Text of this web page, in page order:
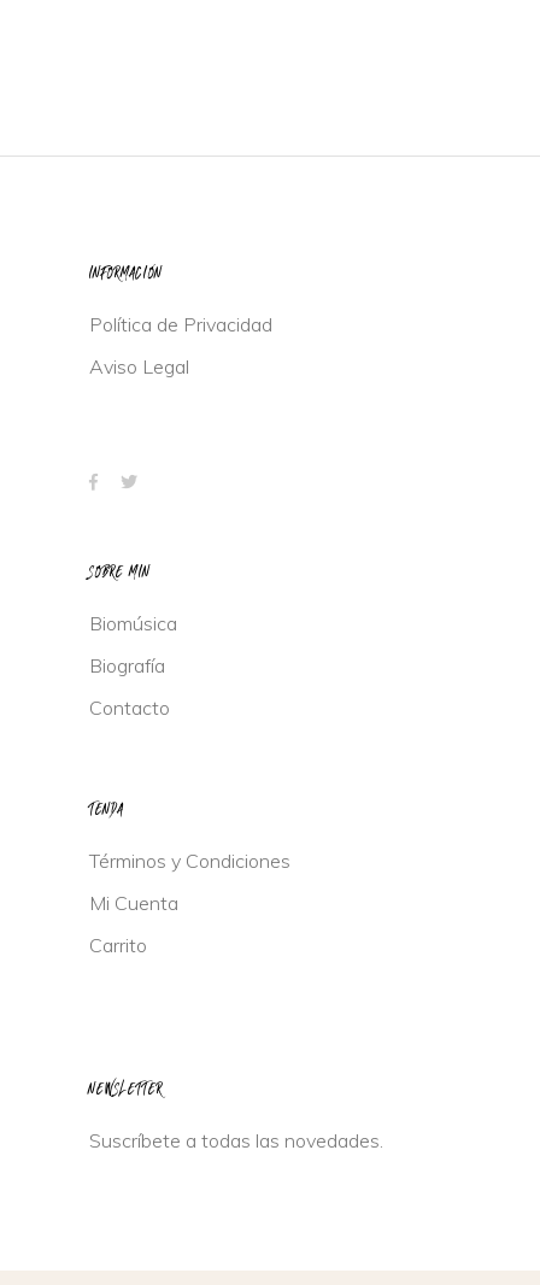
INFORMACIÓN
Política de Privacidad
Aviso Legal
SOBRE MIN
Biomúsica
Biografía
Contacto
TENDA
Términos y Condiciones
Mi Cuenta
Carrito
NEWSLETTER
Suscríbete a todas las novedades.